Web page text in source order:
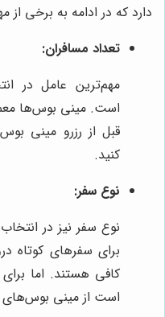
دارد که در ادامه به برخی از
تعداد مسافران:
مهم‌ترین عامل در
قبل از رزرو مینی
کنید.
نوع سفر:
نوع سفر نیز در
برای سفرهای کوتاه
کافی هستند. اما
است از مینی بوس‌های